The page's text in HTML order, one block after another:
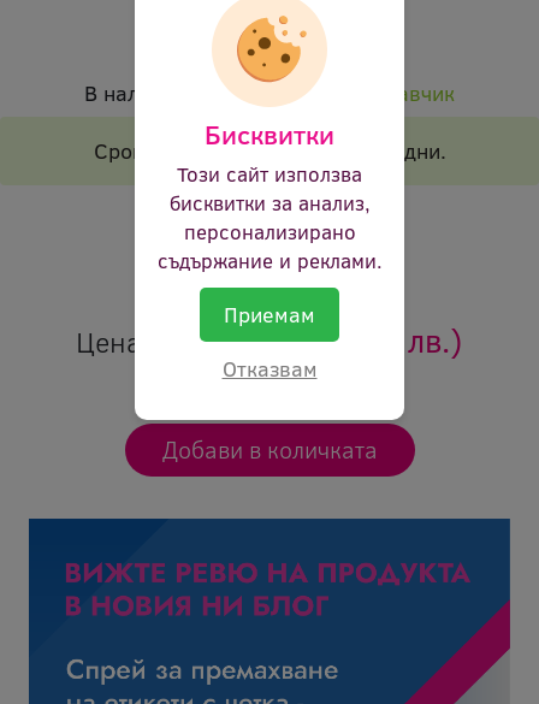
Марка: Brother
obl tn230bk 7495
В наличност:
Налично при доставчик
Срок на доставка 1-2 работни дни.
Брой страници: 2 200 p
Цвят: черен
Ревю: Оцени продукта
Цена: 89.88 €(175.79 лв.)
Бисквитки
Този сайт използва
бисквитки за анализ,
персонализирано
съдържание и реклами.
Приемам
Отказвам